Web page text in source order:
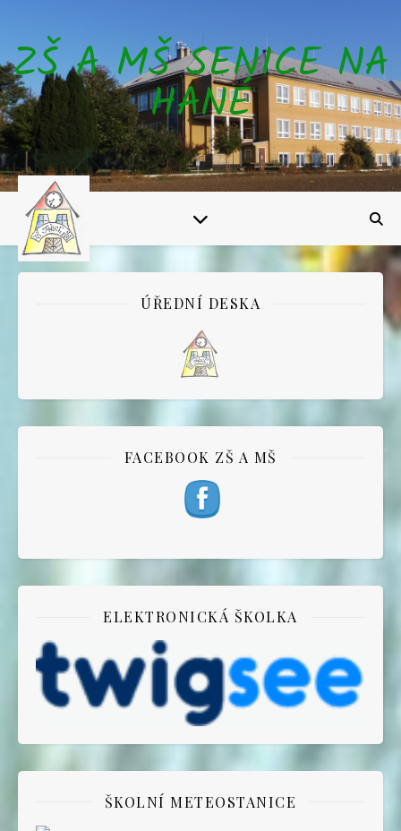
ZŠ A MŠ SENICE NA
HANÉ
ÚŘEDNÍ DESKA
FACEBOOK ZŠ A MŠ
ELEKTRONICKÁ ŠKOLKA
ŠKOLNÍ METEOSTANICE